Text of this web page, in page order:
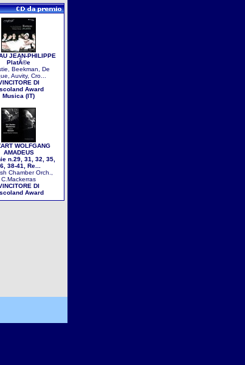
JEAN-PHILIPPE
PlatÃ©e
Beekman, De
Auvity, Cro...
DI
Award
Musica (IT)
WOLFGANG
AMADEUS
n.29, 31, 32, 35,
38-41, Re...
Chamber Orch.,
C.Mackerras
DI
Award